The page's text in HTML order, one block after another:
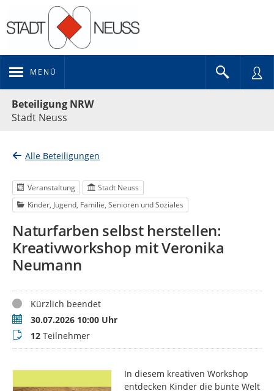
MENÜ
Beteiligung NRW
Stadt Neuss
Alle Beteiligungen
Veranstaltung
Stadt Neuss
Kinder, Jugend, Familie, Senioren und Soziales
Naturfarben selbst herstellen:
Kreativworkshop mit Veronika
Neumann
StatusKürzlich beendet
Termin30.07.2026 10:00 Uhr
Teilnehmer
12 Teilnehmer
In diesem kreativen Workshop
entdecken Kinder die bunte Welt